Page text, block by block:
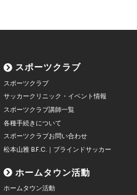
スポーツクラブ
スポーツクラブ
サッカークリニック・イベント情報
スポーツクラブ講師一覧
各種手続きについて
スポーツクラブお問い合わせ
松本山雅 B.F.C.｜ブラインドサッカー
ホームタウン活動
ホームタウン活動